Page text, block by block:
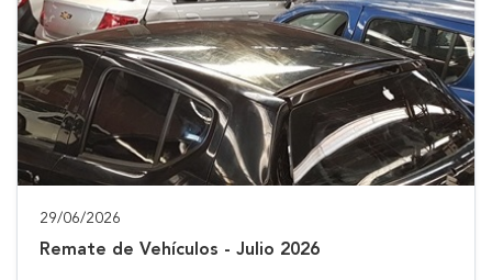
29/06/2026
Remate de Vehículos - Julio 2026